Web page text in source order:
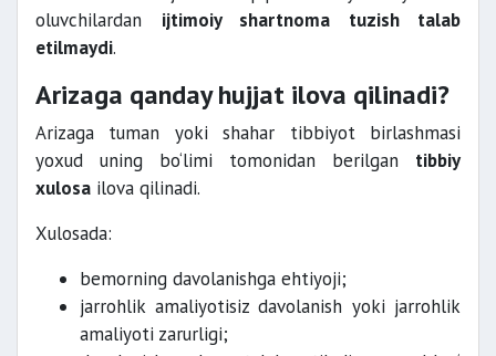
oluvchilardan ijtimoiy shartnoma tuzish talab
etilmaydi.
Arizaga qanday hujjat ilova qilinadi?
Arizaga tuman yoki shahar tibbiyot birlashmasi
yoxud uning bo‘limi tomonidan berilgan tibbiy
xulosa ilova qilinadi.
Xulosada:
bemorning davolanishga ehtiyoji;
jarrohlik amaliyotisiz davolanish yoki jarrohlik
amaliyoti zarurligi;